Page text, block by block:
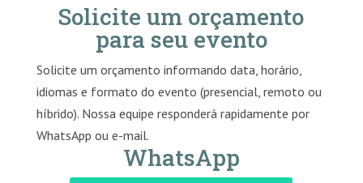
Solicite um orçamento
para seu evento
Solicite um orçamento informando data, horário,
idiomas e formato do evento (presencial, remoto ou
híbrido). Nossa equipe responderá rapidamente por
WhatsApp ou e-mail.
WhatsApp